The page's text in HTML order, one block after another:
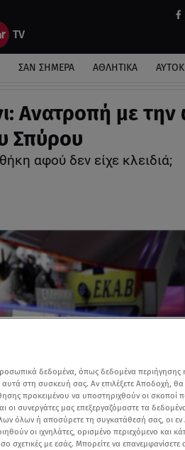
ΣΑΝ ΣΗΜΕΡΑ ΑΘΛΗΤΙΚΑ
Ανατροπή με
Σπύρου
αφού δεν είχε κλειδιά;
δεδομένα, όπως δεδομένα περιήγησης
στη συσκευή σας. Αν επιλέξετε Αποδοχή, θα
προκειμένου να υποστηριχθούν οι σκοποί
οι συνεργάτες μας επεξεργαζόμαστε τα
όλων ή αποσύρετε τη συγκατάθεσή σας, οι εν
οι ιχνηλάτες, ορισμένο περιεχόμενο και
σχετικές με εσάς. Μπορείτε να